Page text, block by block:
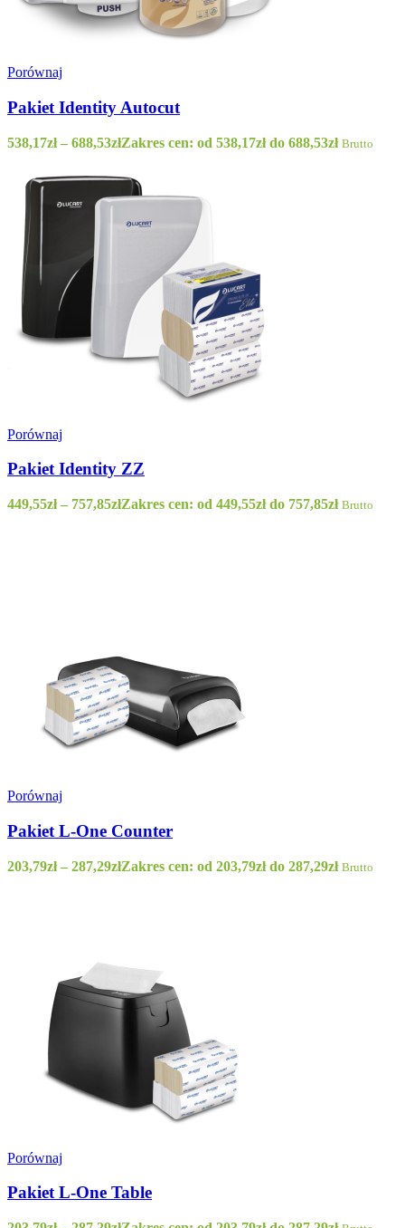
Porównaj
Pakiet Identity Autocut
538,17zł – 688,53złZakres cen: od 538,17zł do 688,53zł Brutto
Porównaj
Pakiet Identity ZZ
449,55zł – 757,85złZakres cen: od 449,55zł do 757,85zł Brutto
Porównaj
Pakiet L-One Counter
203,79zł – 287,29złZakres cen: od 203,79zł do 287,29zł Brutto
Porównaj
Pakiet L-One Table